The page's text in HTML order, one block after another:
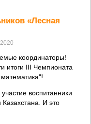
«Лесная
координаторы!
итоги III Чемпионата
воспитанники
Казахстана. И это